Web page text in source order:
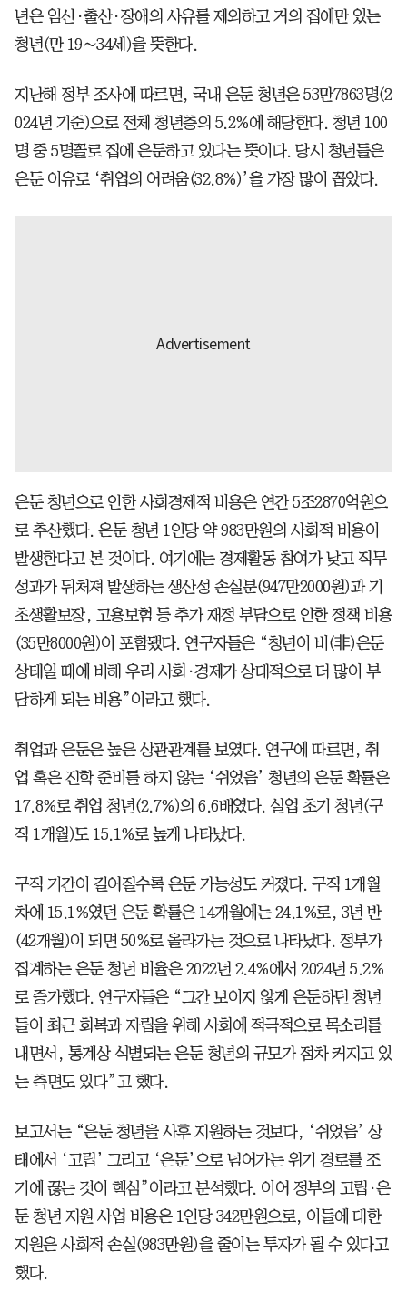
년은 임신·출산·장애의 사유를 제외하고 거의 집에만 있는
청년(만 19∼34세)을 뜻한다.
지난해 정부 조사에 따르면, 국내 은둔 청년은 53만7863명(2
024년 기준)으로 전체 청년층의 5.2%에 해당한다. 청년 100
명 중 5명꼴로 집에 은둔하고 있다는 뜻이다. 당시 청년들은
은둔 이유로 ‘취업의 어려움(32.8%)’을 가장 많이 꼽았다.
은둔 청년으로 인한 사회경제적 비용은 연간 5조2870억원으
로 추산했다. 은둔 청년 1인당 약 983만원의 사회적 비용이
발생한다고 본 것이다. 여기에는 경제활동 참여가 낮고 직무
성과가 뒤처져 발생하는 생산성 손실분(947만2000원)과 기
초생활보장, 고용보험 등 추가 재정 부담으로 인한 정책 비용
(35만8000원)이 포함됐다. 연구자들은 “청년이 비(非)은둔
상태일 때에 비해 우리 사회·경제가 상대적으로 더 많이 부
담하게 되는 비용”이라고 했다.
취업과 은둔은 높은 상관관계를 보였다. 연구에 따르면, 취
업 혹은 진학 준비를 하지 않는 ‘쉬었음’ 청년의 은둔 확률은
17.8%로 취업 청년(2.7%)의 6.6배였다. 실업 초기 청년(구
직 1개월)도 15.1%로 높게 나타났다.
구직 기간이 길어질수록 은둔 가능성도 커졌다. 구직 1개월
차에 15.1%였던 은둔 확률은 14개월에는 24.1%로, 3년 반
(42개월)이 되면 50%로 올라가는 것으로 나타났다. 정부가
집계하는 은둔 청년 비율은 2022년 2.4%에서 2024년 5.2%
로 증가했다. 연구자들은 “그간 보이지 않게 은둔하던 청년
들이 최근 회복과 자립을 위해 사회에 적극적으로 목소리를
내면서, 통계상 식별되는 은둔 청년의 규모가 점차 커지고 있
는 측면도 있다”고 했다.
보고서는 “은둔 청년을 사후 지원하는 것보다, ‘쉬었음’ 상
태에서 ‘고립’ 그리고 ‘은둔’으로 넘어가는 위기 경로를 조
기에 끊는 것이 핵심”이라고 분석했다. 이어 정부의 고립·은
둔 청년 지원 사업 비용은 1인당 342만원으로, 이들에 대한
지원은 사회적 손실(983만원)을 줄이는 투자가 될 수 있다고
했다.